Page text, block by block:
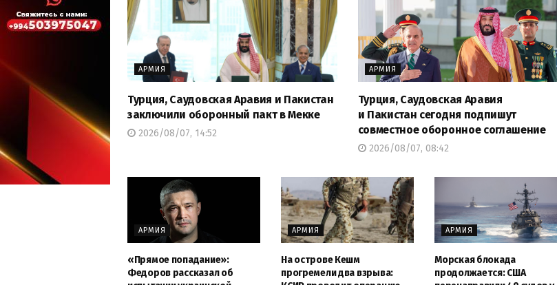
АРМИЯ
Турция, Саудовская Аравия и Пакистан
заключили оборонный пакт в Мекке
2026/08/07, 14:52
АРМИЯ
Турция, Саудовская Аравия
и Пакистан сегодня подпишут
совместное оборонное соглашение
2026/08/07, 08:42
АРМИЯ
«Прямое попадание»:
Федоров рассказал об
АРМИЯ
На острове Кешм
прогремели два взрыва:
АРМИЯ
Морская блокада
продолжается: США